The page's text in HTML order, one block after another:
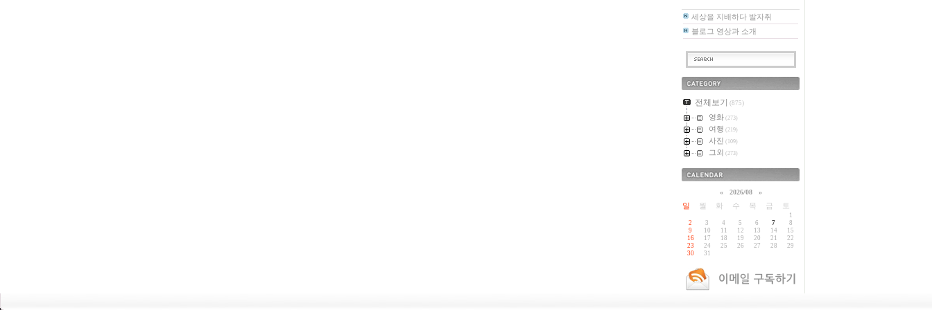
세상을 지배하다 발자취
블로그 영상과 소개
카테고리
전체보기 (875)
영화 (273)
여행 (219)
사진 (109)
그외 (273)
« 2026/08 »
일 월 화 수 목 금 토
1
2
3 4 5 6 7
8
9
10 11 12 13 14
15
16
17 18 19 20 21
22
23
24 25 26 27 28
29
30
31